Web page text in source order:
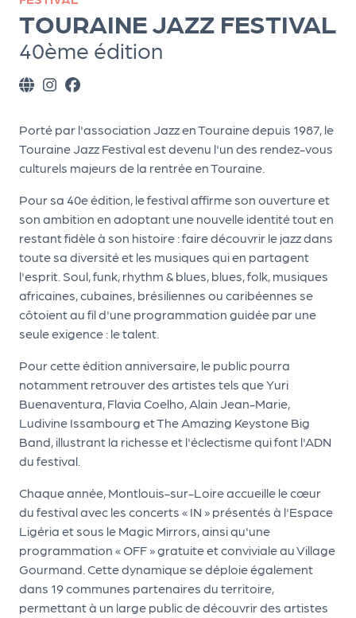
TOURAINE JAZZ FESTIVAL
40ème édition
Porté par l'association Jazz en Touraine depuis 1987, le
Touraine Jazz Festival est devenu l'un des rendez-vous
culturels majeurs de la rentrée en Touraine.
Pour sa 40e édition, le festival affirme son ouverture et
son ambition en adoptant une nouvelle identité tout en
restant fidèle à son histoire : faire découvrir le jazz dans
toute sa diversité et les musiques qui en partagent
l'esprit. Soul, funk, rhythm & blues, blues, folk, musiques
africaines, cubaines, brésiliennes ou caribéennes se
côtoient au fil d'une programmation guidée par une
seule exigence : le talent.
Pour cette édition anniversaire, le public pourra
notamment retrouver des artistes tels que Yuri
Buenaventura, Flavia Coelho, Alain Jean-Marie,
Ludivine Issambourg et The Amazing Keystone Big
Band, illustrant la richesse et l'éclectisme qui font l'ADN
du festival.
Chaque année, Montlouis-sur-Loire accueille le cœur
du festival avec les concerts « IN » présentés à l'Espace
Ligéria et sous le Magic Mirrors, ainsi qu'une
programmation « OFF » gratuite et conviviale au Village
Gourmand. Cette dynamique se déploie également
dans 19 communes partenaires du territoire,
permettant à un large public de découvrir des artistes
ns
PR
O
G!
PR
O
G!
Le
Ma
g
Sui
vr
e
le
PR
O
G!
N
os
se
rvi
ce
s